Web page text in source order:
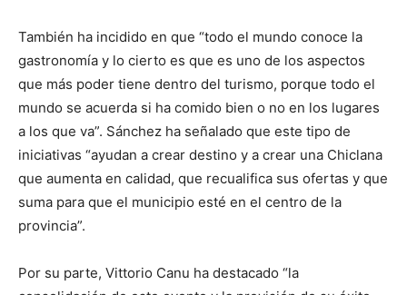
También ha incidido en que “todo el mundo conoce la
gastronomía y lo cierto es que es uno de los aspectos
que más poder tiene dentro del turismo, porque todo el
mundo se acuerda si ha comido bien o no en los lugares
a los que va”. Sánchez ha señalado que este tipo de
iniciativas “ayudan a crear destino y a crear una Chiclana
que aumenta en calidad, que recualifica sus ofertas y que
suma para que el municipio esté en el centro de la
provincia”.
Por su parte, Vittorio Canu ha destacado “la